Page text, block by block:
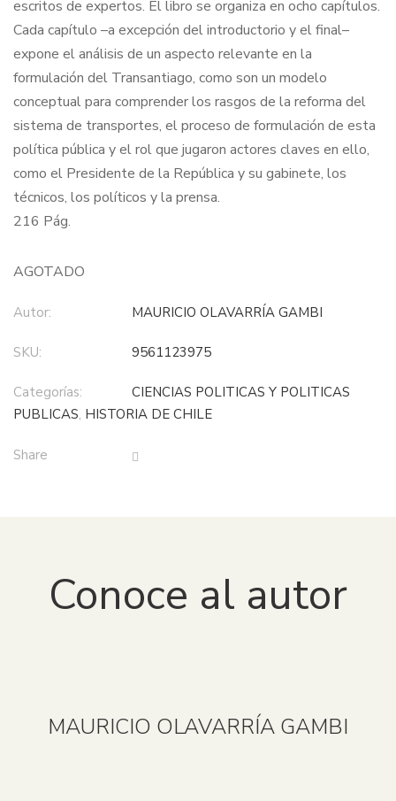
escritos de expertos. El libro se organiza en ocho capítulos.
Cada capítulo –a excepción del introductorio y el final–
expone el análisis de un aspecto relevante en la
formulación del Transantiago, como son un modelo
conceptual para comprender los rasgos de la reforma del
sistema de transportes, el proceso de formulación de esta
política pública y el rol que jugaron actores claves en ello,
como el Presidente de la República y su gabinete, los
técnicos, los políticos y la prensa.
216 Pág.
AGOTADO
Autor: MAURICIO OLAVARRÍA GAMBI
SKU: 9561123975
Categorías:
CIENCIAS POLITICAS Y POLITICAS
PUBLICAS, HISTORIA DE CHILE
Share
Conoce al autor
MAURICIO OLAVARRÍA GAMBI